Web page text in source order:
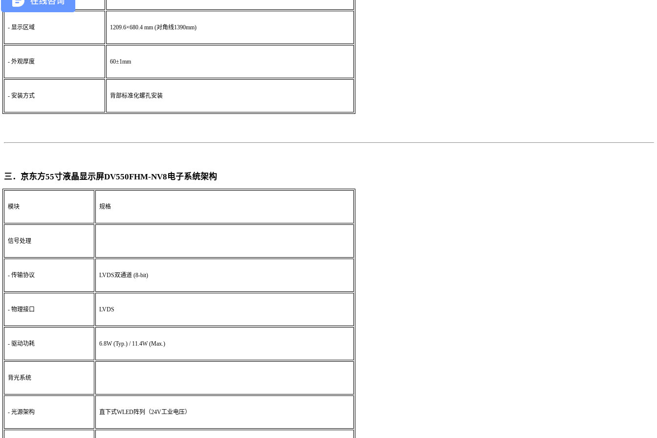
- 显示区域 1209.6×680.4 mm (对角线1390mm)
- 外观厚度 60±1mm
- 安装方式 背部标准化螺孔安装
三．京东方55寸液晶显示屏DV550FHM-NV8电子系统架构
模块 规格
信号处理
- 传输协议 LVDS双通道 (8-bit)
- 物理接口 LVDS
- 驱动功耗 6.8W (Typ.) / 11.4W (Max.)
背光系统
- 光源架构 直下式WLED阵列 （24V工业电压）